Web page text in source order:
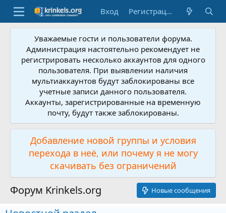
Вход Регистрация
Уважаемые гости и пользователи форума.
Администрация настоятельно рекомендует не
регистрировать несколько аккаунтов для одного
пользователя. При выявлении наличия
мультиаккаунтов будут заблокированы все
учетные записи данного пользователя.
Аккаунты, зарегистрированные на временную
почту, будут также заблокированы.
Добавление новой группы и условия
перехода в неё, или почему я не могу
скачивать без ограничений
Форум Krinkels.org Новые сообщения